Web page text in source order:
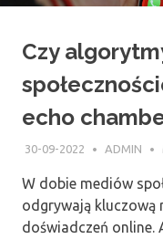
Czy
echo
30-09-2022 ADMIN
W dobie mediów
odgrywają kluczową
doświadczeń online.